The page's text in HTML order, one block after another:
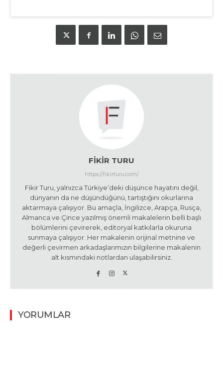
FIKIR TURU
https://fikirturu.com/
Fikir Turu, yalnızca Türkiye’deki düşünce hayatını değil,
dünyanın da ne düşündüğünü, tartıştığını okurlarına
aktarmaya çalışıyor. Bu amaçla, İngilizce, Arapça, Rusça,
Almanca ve Çince yazılmış önemli makalelerin belli başlı
bölümlerini çevirerek, editoryal katkılarla okuruna
sunmaya çalışıyor. Her makalenin orijinal metnine ve
değerli çevirmen arkadaşlarımızın bilgilerine makalenin
alt kısmındaki notlardan ulaşabilirsiniz.
YORUMLAR